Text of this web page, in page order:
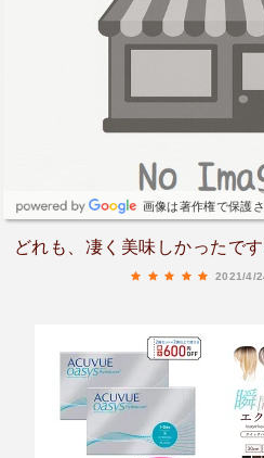
画像は著作権で保護
どれも、凄く美味しかったで
2021/4/